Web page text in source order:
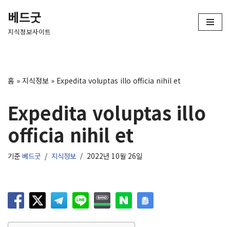
콘
건
기
베드굿
지식정보사이트
홈 » 지식정보 » Expedita voluptas illo officia nihil et
Expedita voluptas illo
officia nihil et
기준 베드굿 지식정보 2022년 10월 26일